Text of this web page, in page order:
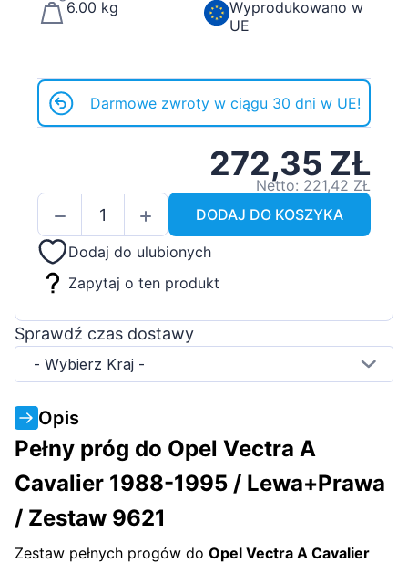
6.00 kg
Wyprodukowano w
UE
Darmowe zwroty w ciągu 30 dni w UE!
272,35 ZŁ
Netto: 221,42 ZŁ
DODAJ DO KOSZYKA
Dodaj do ulubionych
Zapytaj o ten produkt
Sprawdź czas dostawy
- Wybierz Kraj -
Opis
Pełny próg do Opel Vectra A
Cavalier 1988-1995 / Lewa+Prawa
/ Zestaw 9621
Zestaw pełnych progów do Opel Vectra A Cavalier